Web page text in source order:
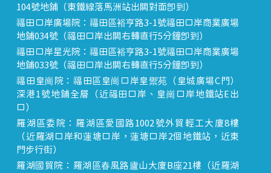
104號地鋪（東鐵線落馬洲站出關對面即到）
福田口岸廣場院：福田區裕亨路3-1號福田口岸商業廣場
地鋪034號（福田口岸出關右轉直行5分鐘即到）
福田口岸星光院：福田區裕亨路3-1號福田口岸商業廣場
地鋪033號（福田口岸出關右轉直行5分鐘即到）
福田皇崗院：福田區皇崗口岸皇禦苑（皇城廣場C門）
深港1號地鋪全層（近福田口岸、皇崗口岸地鐵站E出
口）
羅湖區委院：羅湖區愛國路1002號外貿輕工大廈8樓
（近羅湖口岸和蓮塘口岸，蓮塘口岸2個地鐵站，近東
門步行街）
羅湖國貿院：羅湖區春風路廬山大廈B座21樓（近羅湖